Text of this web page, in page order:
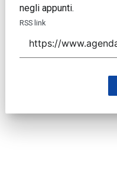
negli appunti.
RSS link